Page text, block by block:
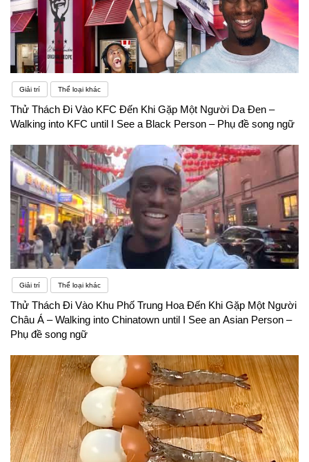
Giải trí Thể loại khác
Thử Thách Đi Vào KFC Đến Khi Gặp Một Người Da Đen –
Walking into KFC until I See a Black Person – Phụ đề song ngữ
Giải trí Thể loại khác
Thử Thách Đi Vào Khu Phố Trung Hoa Đến Khi Gặp Một Người
Châu Á – Walking into Chinatown until I See an Asian Person –
Phụ đề song ngữ